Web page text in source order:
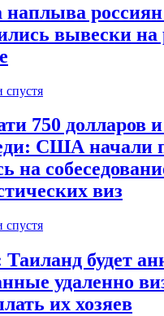
наплыва
вывески на
спустя
750 долларов
США начали
на
виз
спустя
Таиланд будет
удаленно
их хозяев